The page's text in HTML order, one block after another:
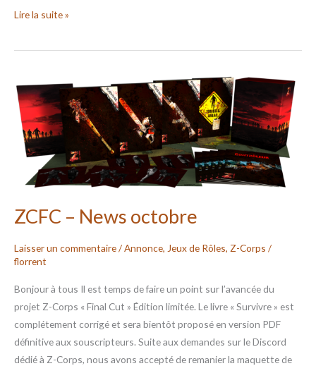
Lire la suite »
ZCFC – News octobre
Laisser un commentaire/Annonce, Jeux de Rôles, Z-Corps /
florrent
Bonjour à tous Il est temps de faire un point sur l’avancée du
projet Z-Corps « Final Cut » Édition limitée. Le livre « Survivre » est
complétement corrigé et sera bientôt proposé en version PDF
définitive aux souscripteurs. Suite aux demandes sur le Discord
dédié à Z-Corps, nous avons accepté de remanier la maquette de
ZCFC
–
News
octobre